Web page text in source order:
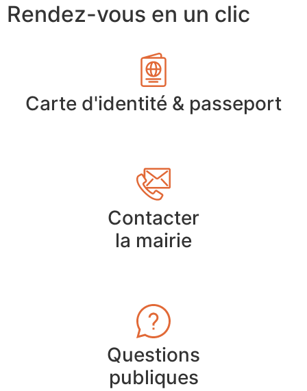
Rendez-vous en un clic
Carte d'identité & passeport
Contacter
la mairie
Questions
publiques